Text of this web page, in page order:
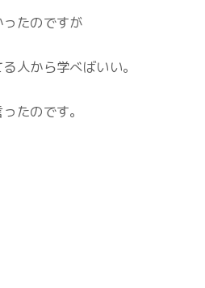
たのですが
人から学べばいい。
たのです。